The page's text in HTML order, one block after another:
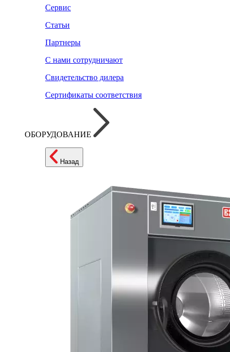
Сервис
Статьи
Партнеры
С нами сотрудничают
Свидетельство дилера
Сертификаты соответствия
ОБОРУДОВАНИЕ
Назад